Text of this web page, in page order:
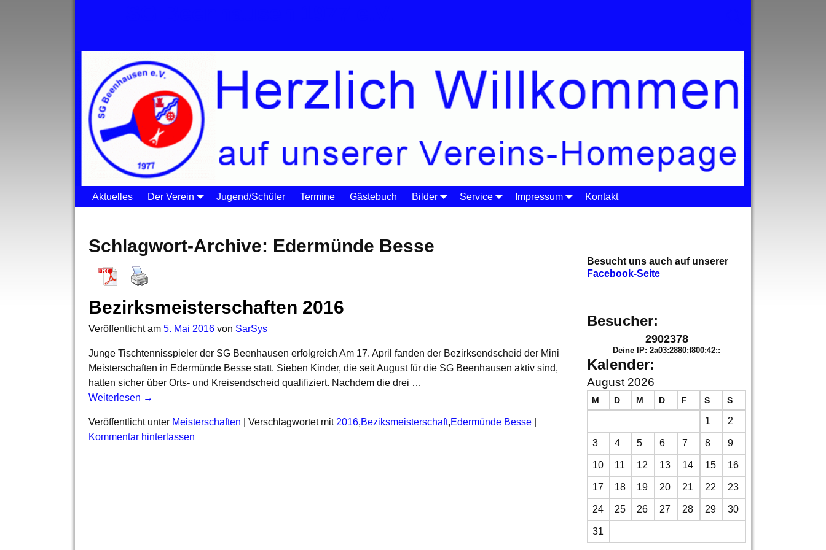
Aktuelles Der Verein Jugend/Schüler Termine Gästebuch Bilder Service Impressum Kontakt
Schlagwort-Archive: Edermünde Besse
Bezirksmeisterschaften 2016
Veröffentlicht am 5. Mai 2016 von SarSys
Junge Tischtennisspieler der SG Beenhausen erfolgreich Am 17. April fanden der Bezirksendscheid der Mini
Meisterschaften in Edermünde Besse statt. Sieben Kinder, die seit August für die SG Beenhausen aktiv sind,
hatten sicher über Orts- und Kreisendscheid qualifiziert. Nachdem die drei …
Weiterlesen →
Veröffentlicht unter Meisterschaften Verschlagwortet mit 2016,Beziksmeisterschaft,Edermünde Besse
Kommentar hinterlassen
Besucht uns auch auf unserer
Facebook-Seite
Besucher:
2902378
Deine IP: 2a03:2880:f800:42::
Kalender:
August 2026
M D M D F S S
1 2
3 4 5 6 7 8 9
10 11 12 13 14 15 16
17 18 19 20 21 22 23
24 25 26 27 28 29 30
31